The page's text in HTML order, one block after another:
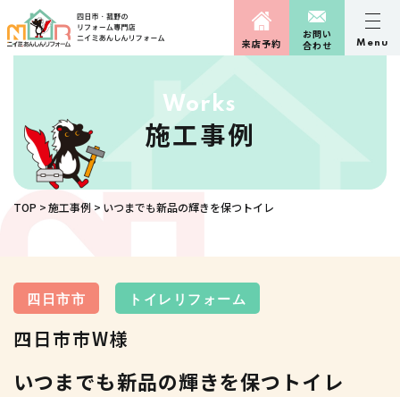
来店予約
お問い
合わせ
Menu
Works
施工事例
TOP 施工事例 いつまでも新品の輝きを保つトイレ
四日市市 トイレリフォーム
四日市市W様
いつまでも新品の輝きを保つトイレ